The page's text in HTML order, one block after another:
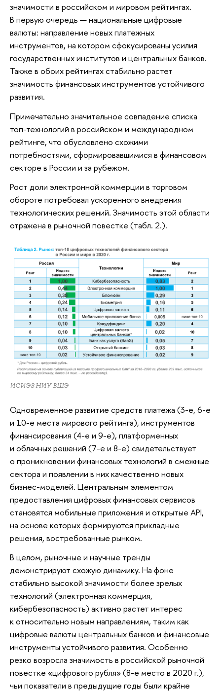
значимости в российском и мировом рейтингах.
В первую очередь — национальные цифровые
валюты: направление новых платежных
инструментов, на котором сфокусированы усилия
государственных институтов и центральных банков.
Также в обоих рейтингах стабильно растет
значимость финансовых инструментов устойчивого
развития.
Примечательно значительное совпадение списка
топ-технологий в российском и международном
рейтинге, что обусловлено схожими
потребностями, сформировавшимися в финансовом
секторе в России и за рубежом.
Рост доли электронной коммерции в торговом
обороте потребовал ускоренного внедрения
технологических решений. Значимость этой области
отражена в рыночной повестке (табл. 2.).
ИСИЭЗ НИУ ВШЭ
Одновременное развитие средств платежа (3-е, 6-е
и 10-е места мирового рейтинга), инструментов
финансирования (4-е и 9-е), платформенных
и облачных решений (7-е и 8-е) свидетельствует
о проникновении финансовых технологий в смежные
сектора и появлении в них качественно новых
бизнес-моделей. Центральным элементом
предоставления цифровых финансовых сервисов
становятся мобильные приложения и открытые API,
на основе которых формируются прикладные
решения, востребованные рынком.
В целом, рыночные и научные тренды
демонстрируют схожую динамику. На фоне
стабильно высокой значимости более зрелых
технологий (электронная коммерция,
кибербезопасность) активно растет интерес
к относительно новым направлениям, таким как
цифровые валюты центральных банков и финансовые
инструменты устойчивого развития. Особенно
резко возросла значимость в российской рыночной
повестке «цифрового рубля» (8-е место в 2020 г.),
чьи показатели в предыдущие годы были крайне